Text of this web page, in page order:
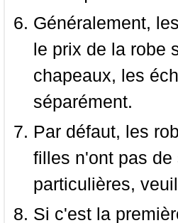
Généralement,
le prix de la robe
chapeaux, les
séparément.
Par défaut, les
filles n'ont pas
particulières,
Si c'est la